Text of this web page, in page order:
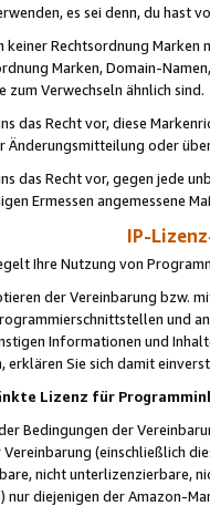
es sei denn, du hast
keiner Rechtsordnung
Marken, Domain-
zum Verwechseln ähnlich sind.
das Recht vor, diese
Änderungsmitteilung oder
das Recht vor, gegen jede
Ermessen angemessene
IP-
Ihre Nutzung von
der Vereinbarung bzw.
und
Informationen und
erklären Sie sich damit
Lizenz für
Bedingungen der
(einschließlich
nicht unterlizenzierbare,
nur diejenigen der Amazon-